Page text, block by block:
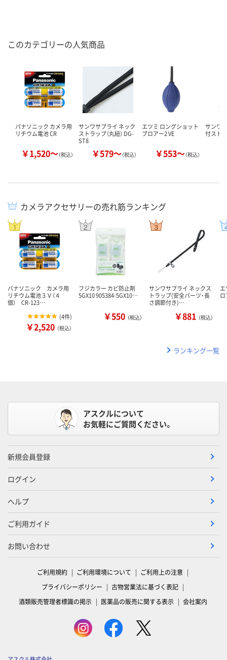
このカテゴリーの人気商品
パナソニック カメラ用
リチウム電池 CR
￥1,520～（税込）
サンワサプライ ネック
ストラップ（丸紐） DG-
ST8
￥579～（税込）
エツミ ロングショット
ブロアー2 VE
￥553～（税込）
サンワ
付スト
カメラアクセサリーの売れ筋ランキング
パナソニック カメラ用
リチウム電池３Ｖ（４
個） CR-123…
(4件)
￥2,520 （税込）
フジカラー カビ防止剤
5GX10 905384-5GX10…
￥550 （税込）
サンワサプライ ネックス
トラップ(安全パーツ・長
さ調節付き)…
￥881 （税込）
ロ
ランキング一覧
アスクルについて
お気軽にご質問ください。
新規会員登録
ログイン
ヘルプ
ご利用ガイド
お問い合わせ
ご利用規約 ご利用環境について
ご利用上の注意
プライバシーポリシー
古物営業法に基づく表記
酒類販売管理者標識の掲示
医薬品の販売に関する表示 会社案内